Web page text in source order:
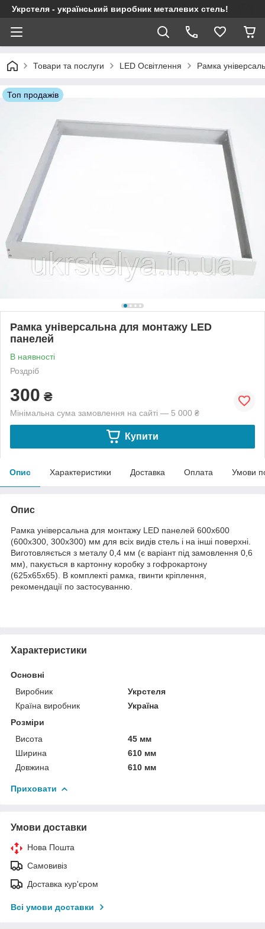
Укрстеля - український виробник металевих стель!
Товари та послуги LED Освітлення Рамка
Топ продажів
Рамка універсальна для монтажу LED
панелей
В наявності
Роздріб
300 ₴
Мінімальна сума замовлення на сайті — 5 000 ₴
Купити
Опис Характеристики Доставка Оплата Умови
Опис
Рамка універсальна для монтажу LED панелей 600х600
(600х300, 300х300) мм для всіх видів стель і на інші поверхні.
Виготовляється з металу 0,4 мм (є варіант під замовлення 0,6
мм), пакується в картонну коробку з гофрокартону
(625х65х65). В комплекті рамка, гвинти кріплення,
рекомендації по застосуванню.
Характеристики
Основні
Виробник
Укрстеля
Країна виробник
Україна
Розміри
Висота
45 мм
Ширина
610 мм
Довжина
610 мм
Приховати
Умови доставки
Нова Пошта
Самовивіз
Доставка кур'єром
Всі умови доставки